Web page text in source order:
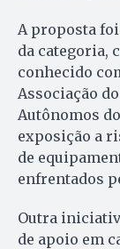
A proposta
da categoria,
conhecido
Associação
Autônomos
exposição a
de
enfrentados
Outra
de apoio em